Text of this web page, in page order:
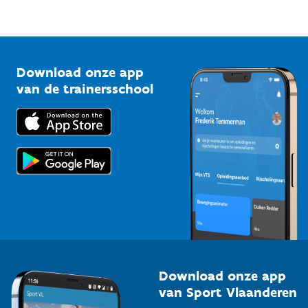
Bedrijven
Trainers en begeleiders
Topsporters
Vlaamse Trainersschool
Kennisplatform
Downloads
Voor de pers
Download onze app
van de trainersschool
Download onze app
van Sport Vlaanderen